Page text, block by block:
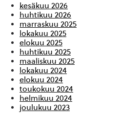
kesäkuu 2026
huhtikuu 2026
marraskuu 2025
lokakuu 2025
elokuu 2025
huhtikuu 2025
maaliskuu 2025
lokakuu 2024
elokuu 2024
toukokuu 2024
helmikuu 2024
joulukuu 2023